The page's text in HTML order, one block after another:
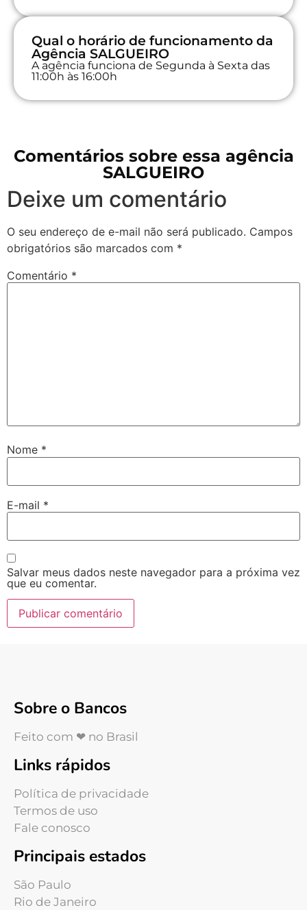
Qual o horário de funcionamento da
Agência SALGUEIRO
A agência funciona de Segunda à Sexta das
11:00h às 16:00h
Comentários sobre essa agência
SALGUEIRO
Deixe um comentário
O seu endereço de e-mail não será publicado. Campos
obrigatórios são marcados com *
Comentário *
Nome *
E-mail *
Salvar meus dados neste navegador para a próxima vez
que eu comentar.
Sobre o Bancos
Feito com ❤ no Brasil
Links rápidos
Política de privacidade
Termos de uso
Fale conosco
Principais estados
São Paulo
Rio de Janeiro